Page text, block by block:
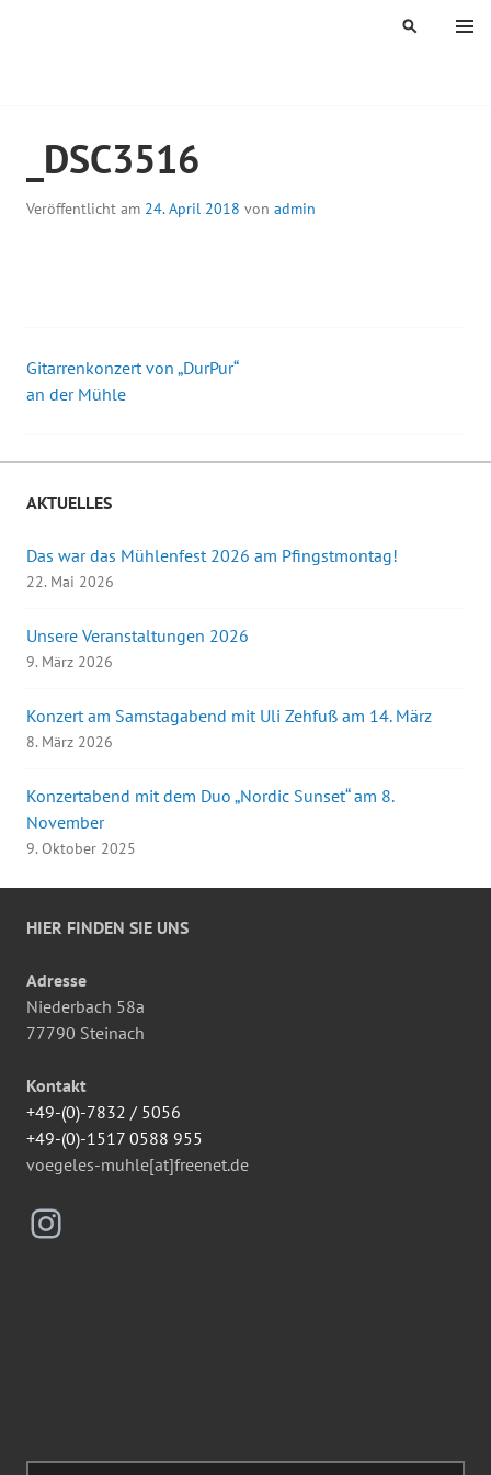
MENÜ
SUCHEN
_DSC3516
Veröffentlicht am 24. April 2018 von admin
Beitrags-
Gitarrenkonzert von „DurPur“
an der Mühle
AKTUELLES
Das war das Mühlenfest 2026 am Pfingstmontag!
22. Mai 2026
Unsere Veranstaltungen 2026
9. März 2026
Konzert am Samstagabend mit Uli Zehfuß am 14. März
8. März 2026
Konzertabend mit dem Duo „Nordic Sunset“ am 8.
November
9. Oktober 2025
HIER FINDEN SIE UNS
Adresse
Niederbach 58a
77790 Steinach
Kontakt
+49-(0)-7832 / 5056
+49-(0)-1517 0588 955
voegeles-muhle[at]freenet.de
Instagram